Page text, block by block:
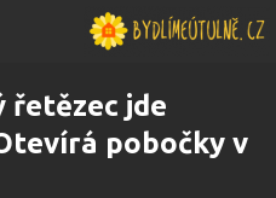
řetězec jde
pobočky v